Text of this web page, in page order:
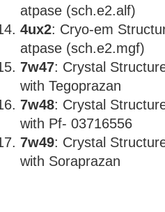
atpase (sch.e2.alf)
4ux2: Cryo-em
atpase (sch.e2.mgf)
7w47: Crystal
with Tegoprazan
7w48: Crystal
with Pf- 03716556
7w49: Crystal
with Soraprazan